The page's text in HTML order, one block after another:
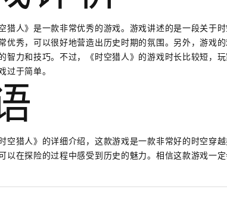
猎人》是一款非常优秀的游戏。游戏讲述的是一段关于
优秀，可以很好地营造出历史时期的氛围。另外，游戏
智力和技巧。不过，《时空猎人》的游戏时长比较短，
过于简单。
空猎人》的详细介绍，这款游戏是一款非常好的时空穿
以在探险的过程中感受到历史的魅力。相信这款游戏一